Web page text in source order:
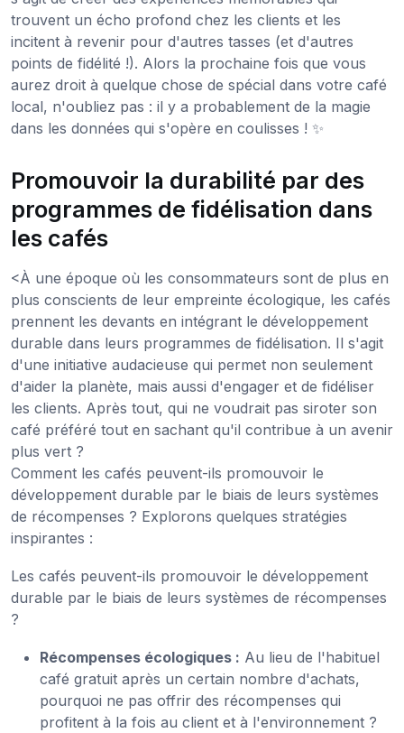
trouvent un écho profond chez les clients et les
incitent à revenir pour d'autres tasses (et d'autres
points de fidélité !). Alors la prochaine fois que vous
aurez droit à quelque chose de spécial dans votre café
local, n'oubliez pas : il y a probablement de la magie
dans les données qui s'opère en coulisses ! ✨
Promouvoir la durabilité par des
programmes de fidélisation dans
les cafés
<À une époque où les consommateurs sont de plus en
plus conscients de leur empreinte écologique, les cafés
prennent les devants en intégrant le développement
durable dans leurs programmes de fidélisation. Il s'agit
d'une initiative audacieuse qui permet non seulement
d'aider la planète, mais aussi d'engager et de fidéliser
les clients. Après tout, qui ne voudrait pas siroter son
café préféré tout en sachant qu'il contribue à un avenir
plus vert ?
Comment les cafés peuvent-ils promouvoir le
développement durable par le biais de leurs systèmes
de récompenses ? Explorons quelques stratégies
inspirantes :
Les cafés peuvent-ils promouvoir le développement
durable par le biais de leurs systèmes de récompenses
?
Récompenses écologiques : Au lieu de l'habituel
café gratuit après un certain nombre d'achats,
pourquoi ne pas offrir des récompenses qui
profitent à la fois au client et à l'environnement ?